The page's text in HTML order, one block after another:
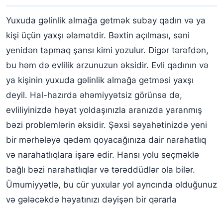
Yuxuda gəlinlik almağa getmək subay qadın və ya
kişi üçün yaxşı əlamətdir. Bəxtin açılması, səni
yenidən tapmaq şansı kimi yozulur. Digər tərəfdən,
bu həm də evlilik arzunuzun əksidir. Evli qadının və
ya kişinin yuxuda gəlinlik almağa getməsi yaxşı
deyil. Hal-hazırda əhəmiyyətsiz görünsə də,
evliliyinizdə həyat yoldaşınızla aranızda yaranmış
bəzi problemlərin əksidir. Şəxsi səyahətinizdə yeni
bir mərhələyə qədəm qoyacağınıza dair narahatlıq
və narahatlıqlara işarə edir. Hansı yolu seçməklə
bağlı bəzi narahatlıqlar və tərəddüdlər ola bilər.
Ümumiyyətlə, bu cür yuxular yol ayrıcında olduğunuz
və gələcəkdə həyatınızı dəyişən bir qərarla